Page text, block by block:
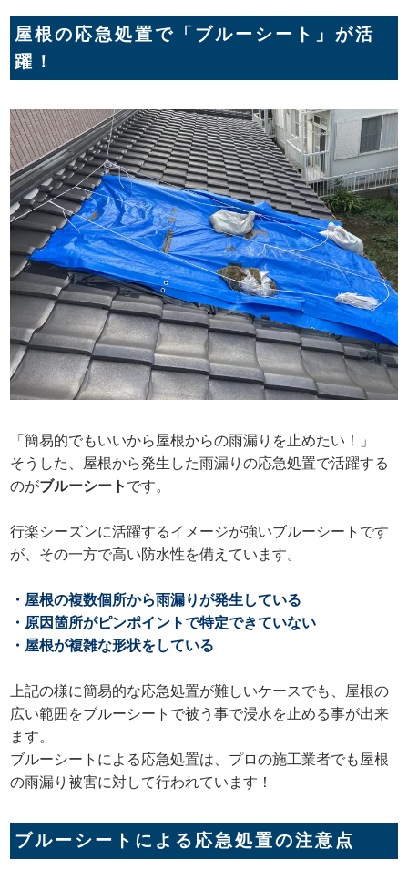
屋根の応急処置で「ブルーシート」が活
躍！
「簡易的でもいいから屋根からの雨漏りを止めたい！」
そうした、屋根から発生した雨漏りの応急処置で活躍する
のがブルーシート です。
行楽シーズンに活躍するイメージが強いブルーシートです
が、その一方で高い防水性を備えています。
・屋根の複数個所から雨漏りが発生している
・原因箇所がピンポイントで特定できていない
・屋根が複雑な形状をしている
上記の様に簡易的な応急処置が難しいケースでも、屋根の
広い範囲をブルーシートで被う事で浸水を止める事が出来
ます。
ブルーシートによる応急処置は、プロの施工業者でも屋根
の雨漏り被害に対して行われています！
ブルーシートによる応急処置の注意点